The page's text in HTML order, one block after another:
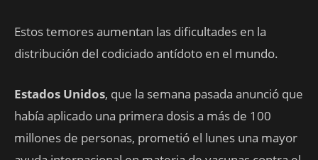
Estos temores aumentan las dificultades en la
distribución del codiciado antídoto en el mundo.
Estados Unidos, que la semana pasada anunció que
había aplicado una primera dosis a más de 100
millones de personas, prometió el lunes una mayor